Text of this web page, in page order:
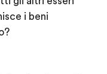
i beni